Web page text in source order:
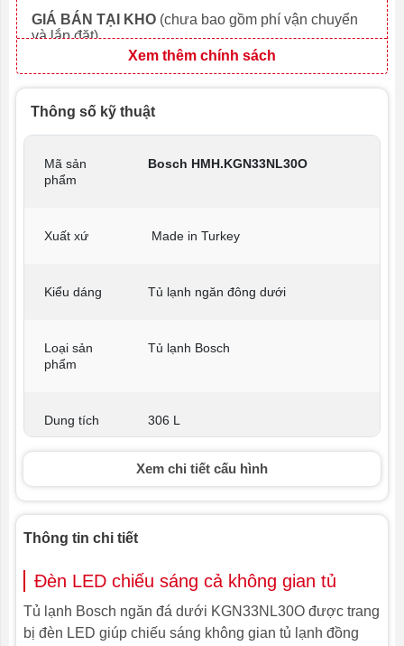
GIÁ BÁN TẠI KHO (chưa bao gồm phí vận chuyển
và lắp đặt)
Xem thêm chính sách
Thông số kỹ thuật
Mã sản
phẩm
Bosch HMH.KGN33NL30O
Xuất xứ Made in Turkey
Kiểu dáng Tủ lạnh ngăn đông dưới
Loại sản
phẩm
Tủ lạnh Bosch
Dung tích 306 L
Màu xám trắng/ inox
năng
Xem chi tiết cấu hình
Thông tin chi tiết
Đèn LED chiếu sáng cả không gian tủ
Tủ lạnh Bosch ngăn đá dưới KGN33NL30O được trang
bị đèn LED giúp chiếu sáng không gian tủ lạnh đồng